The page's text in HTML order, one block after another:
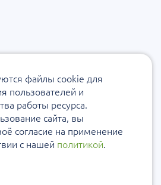
файлы cookie для
пользователей и
работы ресурса.
сайта, вы
согласие на применение
с нашей политикой.